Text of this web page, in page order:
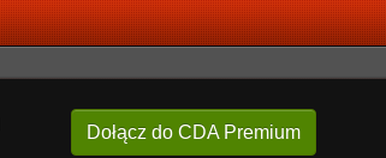
Dołącz do CDA Premium